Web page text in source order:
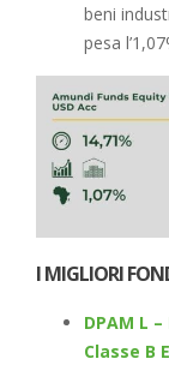
beni
pesa
I MIGLIORI
DPAM L
Classe B